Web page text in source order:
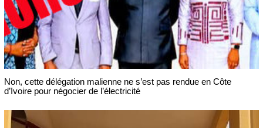
Non, cette délégation malienne ne s’est pas rendue en Côte
d’Ivoire pour négocier de l’électricité